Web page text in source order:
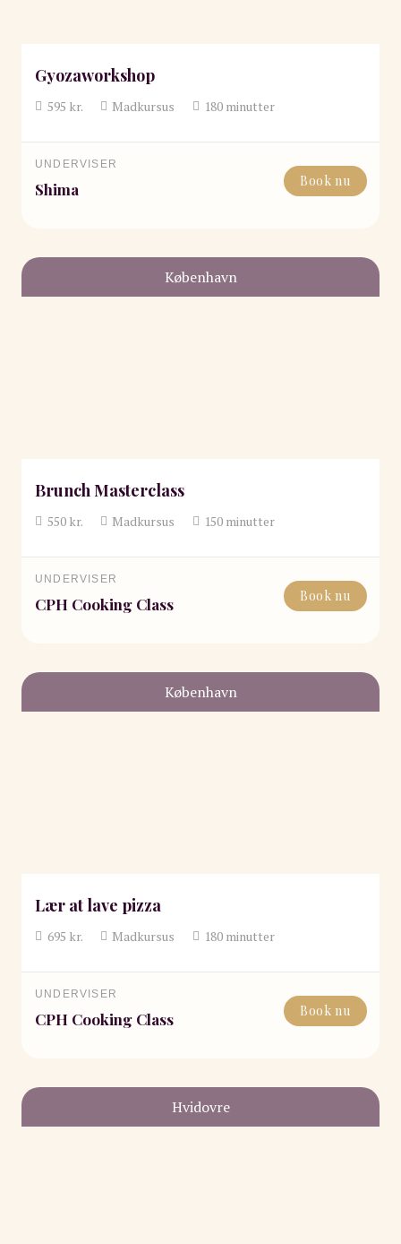
Gyozaworkshop
595 kr. Madkursus 180 minutter
UNDERVISER
Shima Book nu
København
Brunch Masterclass
550kr. Madkursus 150 minutter
UNDERVISER
CPH Cooking Class Book nu
København
Lær at lave pizza
695 kr. Madkursus 180 minutter
UNDERVISER
CPH Cooking Class Book nu
Hvidovre